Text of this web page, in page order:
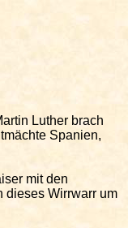
Luther brach
Spanien,
mit den
dieses Wirrwarr um